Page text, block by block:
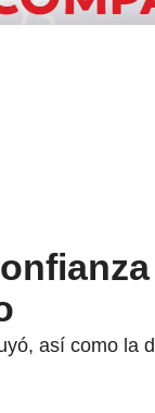
así como la